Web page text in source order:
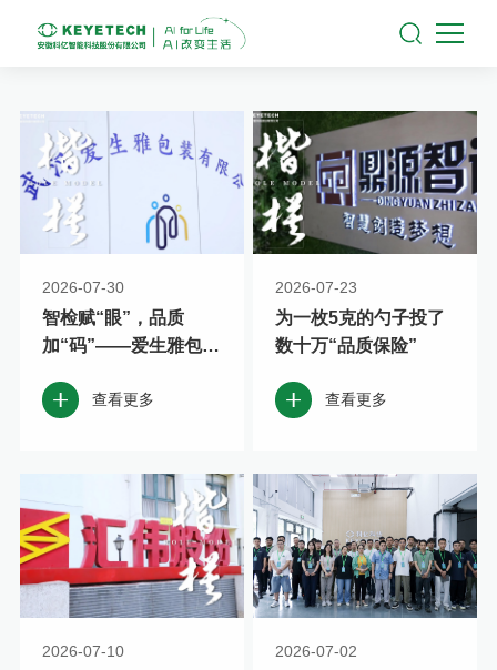
2026-07-30
智检赋“眼”，品质
加“码”——爱生雅包装
查看更多
2026-07-23
为一枚5克的勺子投了
数十万“品质保险”
查看更多
2026-07-10 2026-07-02